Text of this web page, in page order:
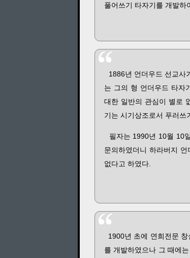
풀어쓰기 타자기를 개발하
1886년 언더우드 선교사
는 그의 형 언더우드 타자
대한 일반의 관심이 별로
기는 시기상조로서 푸러쓰
필자는 1990년 10월 10
문의하였더니 하라버지
없다고 하였다.
1900년 초에 연희전문
를 개발하였으나 그 때에